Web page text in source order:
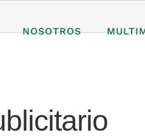
NOSOTROS